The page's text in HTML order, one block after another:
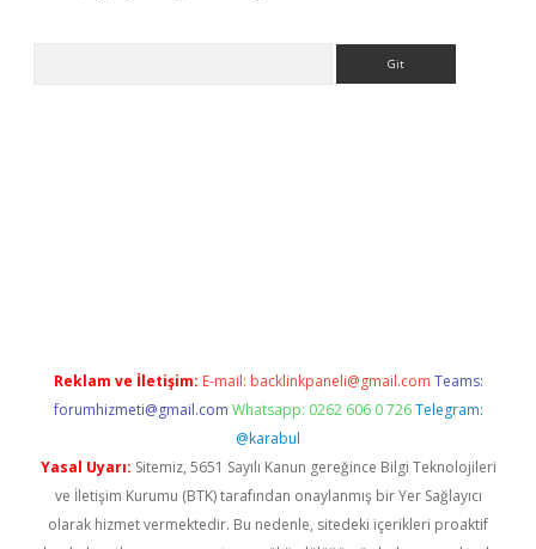
Reklam ve İletişim: E-mail: backlinkpaneli@gmail.com Teams:
forumhizmeti@gmail.com Whatsapp: 0262 606 0 726 Telegram:
@karabul
Yasal Uyarı: Sitemiz, 5651 Sayılı Kanun gereğince Bilgi Teknolojileri
ve İletişim Kurumu (BTK) tarafından onaylanmış bir Yer Sağlayıcı
olarak hizmet vermektedir. Bu nedenle, sitedeki içerikleri proaktif